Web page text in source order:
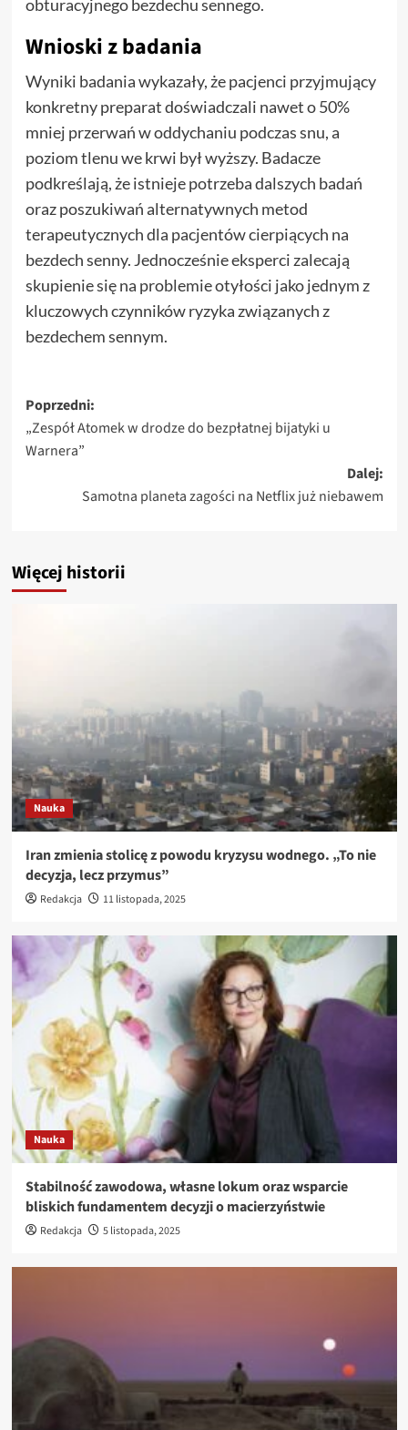
obturacyjnego bezdechu sennego.
Wnioski z badania
Wyniki badania wykazały, że pacjenci przyjmujący
konkretny preparat doświadczali nawet o 50%
mniej przerwań w oddychaniu podczas snu, a
poziom tlenu we krwi był wyższy. Badacze
podkreślają, że istnieje potrzeba dalszych badań
oraz poszukiwań alternatywnych metod
terapeutycznych dla pacjentów cierpiących na
bezdech senny. Jednocześnie eksperci zalecają
skupienie się na problemie otyłości jako jednym z
kluczowych czynników ryzyka związanych z
bezdechem sennym.
Zobacz
wpisy
Poprzedni:
„Zespół Atomek w drodze do bezpłatnej bijatyki u
Warnera”
Dalej:
Samotna planeta zagości na Netflix już niebawem
Więcej historii
Nauka
Iran zmienia stolicę z powodu kryzysu wodnego. „To nie
decyzja, lecz przymus”
Redakcja 11 listopada, 2025
Nauka
Stabilność zawodowa, własne lokum oraz wsparcie
bliskich fundamentem decyzji o macierzyństwie
Redakcja 5 listopada, 2025